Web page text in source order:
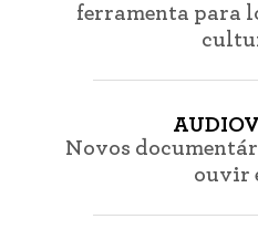
ferramenta para
Novos
ouvir